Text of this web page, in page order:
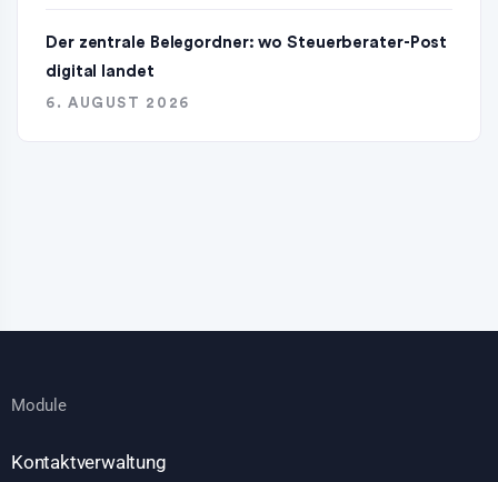
Der zentrale Belegordner: wo Steuerberater-Post
digital landet
6. AUGUST 2026
Module
Kontaktverwaltung